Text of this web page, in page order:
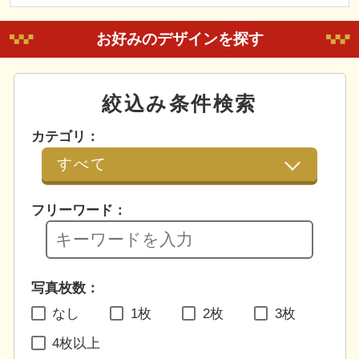
お好みのデザインを探す
絞込み条件検索
カテゴリ：
フリーワード：
写真枚数：
なし
1枚 2枚 3枚
4枚以上